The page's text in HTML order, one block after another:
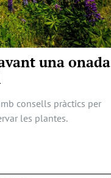
una onada
consells pràctics per
les plantes.